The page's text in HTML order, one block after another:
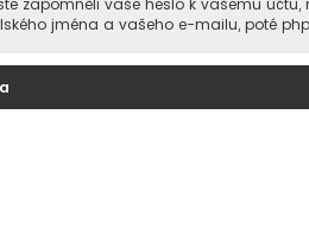
zapomněli vaše heslo k vašemu
jména a vašeho e-mailu, poté